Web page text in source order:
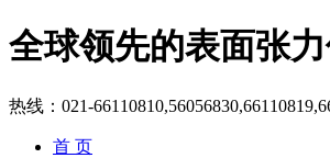
全球领先的表面张
热线：021-
首 页